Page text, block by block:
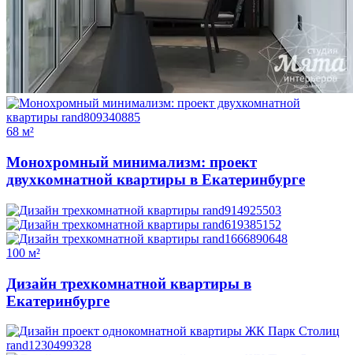
68 м²
Монохромный минимализм: проект
двухкомнатной квартиры в Екатеринбурге
100 м²
Дизайн трехкомнатной квартиры в
Екатеринбурге